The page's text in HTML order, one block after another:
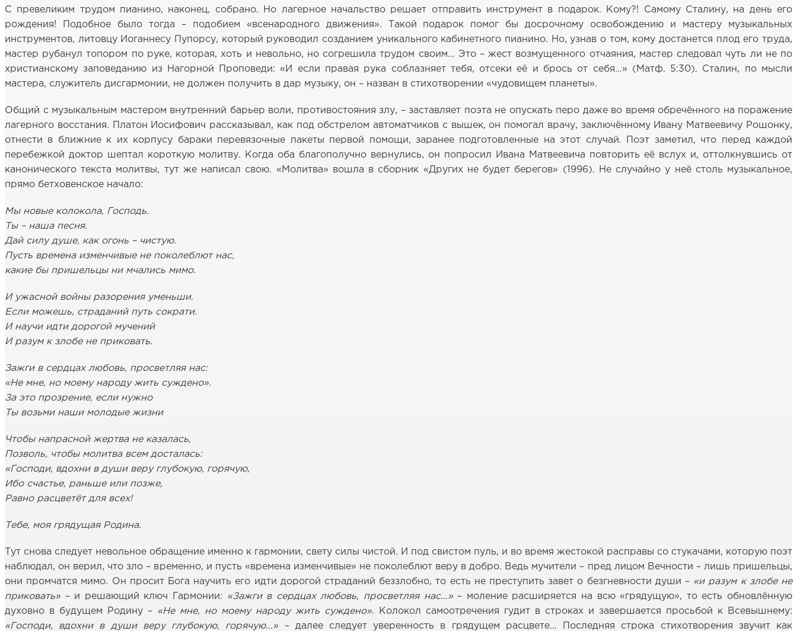
С превеликим трудом пианино, наконец, собрано. Но лагерное начальство решает отправить инструмент в подарок. Кому?! Самому Сталину, на день его
рождения! Подобное было тогда – подобием «всенародного движения». Такой подарок помог бы досрочному освобождению и мастеру музыкальных
инструментов, литовцу Иоганнесу Пупорсу, который руководил созданием уникального кабинетного пианино. Но, узнав о том, кому достанется плод его труда,
мастер рубанул топором по руке, которая, хоть и невольно, но согрешила трудом своим… Это – жест возмущенного отчаяния, мастер следовал чуть ли не по
христианскому заповеданию из Нагорной Проповеди: «И если правая рука соблазняет тебя, отсеки её и брось от себя…» (Матф. 5:30). Сталин, по мысли
мастера, служитель дисгармонии, не должен получить в дар музыку, он – назван в стихотворении «чудовищем планеты».
Общий с музыкальным мастером внутренний барьер воли, противостояния злу, – заставляет поэта не опускать перо даже во время обречённого на поражение
лагерного восстания. Платон Иосифович рассказывал, как под обстрелом автоматчиков с вышек, он помогал врачу, заключённому Ивану Матвеевичу Рошонку,
отнести в ближние к их корпусу бараки перевязочные пакеты первой помощи, заранее подготовленные на этот случай. Поэт заметил, что перед каждой
перебежкой доктор шептал короткую молитву. Когда оба благополучно вернулись, он попросил Ивана Матвеевича повторить её вслух и, оттолкнувшись от
канонического текста молитвы, тут же написал свою. «Молитва» вошла в сборник «Других не будет берегов» (1996). Не случайно у неё столь музыкальное,
прямо бетховенское начало:
Мы новые колокола, Господь.
Ты – наша песня.
Дай силу душе, как огонь – чистую.
Пусть времена изменчивые не поколеблют нас,
какие бы пришельцы ни мчались мимо.
И ужасной войны разорения уменьши.
Если можешь, страданий путь сократи.
И научи идти дорогой мучений
И разум к злобе не приковать.
Зажги в сердцах любовь, просветляя нас:
«Не мне, но моему народу жить суждено».
За это прозрение, если нужно
Ты возьми наши молодые жизни
Чтобы напрасной жертва не казалась,
Позволь, чтобы молитва всем досталась:
«Господи, вдохни в души веру глубокую, горячую,
Ибо счастье, раньше или позже,
Равно расцветёт для всех!
Тебе, моя грядущая Родина.
Тут снова следует невольное обращение именно к гармонии, свету силы чистой. И под свистом пуль, и во время жестокой расправы со стукачами, которую поэт
наблюдал, он верил, что зло – временно, и пусть «времена изменчивые» не поколеблют веру в добро. Ведь мучители – пред лицом Вечности – лишь пришельцы,
они промчатся мимо. Он просит Бога научить его идти дорогой страданий беззлобно, то есть не преступить завет о безгневности души – «и разум к злобе не
приковать» – и решающий ключ Гармонии: «Зажги в сердцах любовь, просветляя нас…»– моление расширяется на всю «грядущую», то есть обновлённую
духовно в будущем Родину –
«Не мне, но моему народу жить суждено». Колокол самоотречения гудит в строках и завершается просьбой к Всевышнему:
«Господи, вдохни в души веру глубокую, горячую…» – далее следует уверенность в грядущем расцвете… Последняя строка стихотворения звучит как